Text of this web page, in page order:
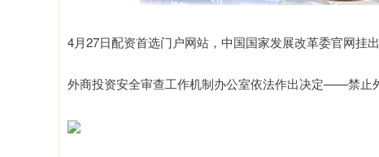
4月27日配资首选门户网站，中国国家发展改革委官网挂
外商投资安全审查工作机制办公室依法作出决定——禁止